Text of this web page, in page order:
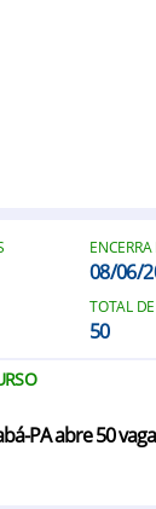
08/06/
TOTAL
50
PA abre 50